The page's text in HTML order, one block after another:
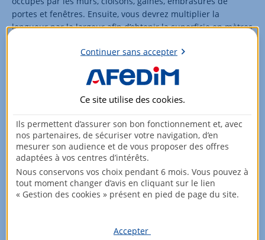
portes et fenêtres. Ensuite, vous devrez multiplier la
longueur par la largeur afin d’obtenir la superficie en mètres
bien est pourvu de pièces dotées de configurations
particulières (pièce mansardée, arrondie, avec de nombreux
angles…). C’est pourquoi il est fortement recommandé de
un diagnostiqueur immobilier pour procéder au calcul de la
surface habitable. AFEDIM, votre partenaire immobilier de
confiance, peut vous aider à organiser cette expertise, afin
de vous assurer que la surface habitable de votre bien est
correctement évaluée.
capitale lors de la vente d’un logement
Continuer sans accepter
Ce site utilise des cookies.
Ils permettent d’assurer son bon fonctionnement et, avec
nos partenaires, de sécuriser votre navigation, d’en
mesurer son audience et de vous proposer des offres
adaptées à vos centres d’intérêts.
Nous conservons vos choix pendant 6 mois. Vous pouvez à
tout moment changer d’avis en cliquant sur le lien
« Gestion des cookies » présent en pied de page du site.
Accepter